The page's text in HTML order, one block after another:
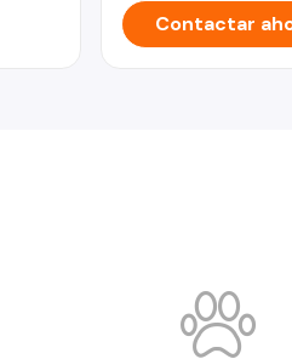
Contactar